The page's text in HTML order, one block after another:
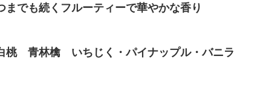
も続くフルーティーで華やかな香り
桃 青林檎 いちじく・パイナップル・バニラ